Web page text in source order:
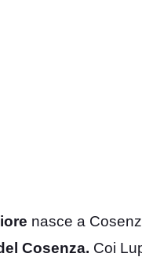
nasce a
Cosenza. Coi